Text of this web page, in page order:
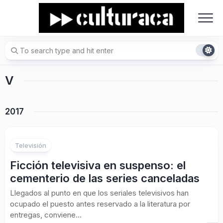
V
2017
Televisión
Ficción televisiva en suspenso: el
cementerio de las series canceladas
Llegados al punto en que los seriales televisivos han
ocupado el puesto antes reservado a la literatura por
entregas, conviene...